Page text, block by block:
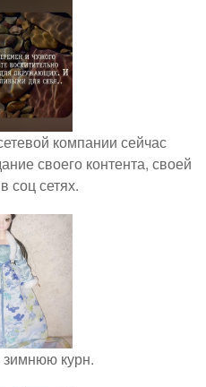
компании сейчас
своего контента, своей
соц сетях.
курн.